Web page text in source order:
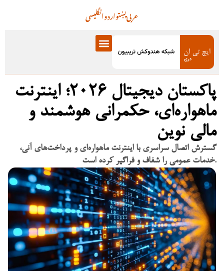
انگلیسیاردوپښتوعربی
پاکستان دیجیتال ۲۰۲۶؛ اینترنت
ماهواره‌ای، حکمرانی هوشمند و
مالی نوین
گسترش اتصال سراسری با اینترنت ماهواره‌ای و پرداخت‌های آنی،
خدمات عمومی را شفاف و فراگیر کرده است.